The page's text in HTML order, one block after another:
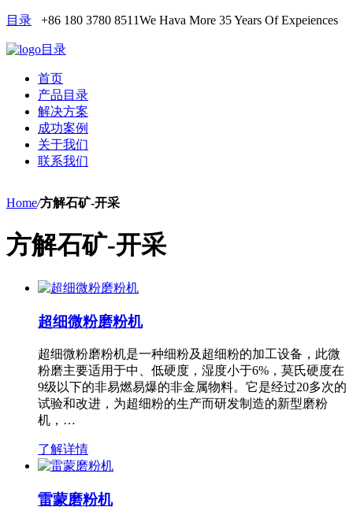
目录 +86 180 3780 8511We Hava More 35 Years Of Expeiences
目录
首页
产品目录
解决方案
成功案例
关于我们
联系我们
Home/方解石矿-开采
方解石矿-开采
超细微粉磨粉机
超细微粉磨粉机是一种细粉及超细粉的加工设备，此微
粉磨主要适用于中、低硬度，湿度小于6%，莫氏硬度在
9级以下的非易燃易爆的非金属物料。它是经过20多次的
试验和改进，为超细粉的生产而研发制造的新型磨粉
机，…
了解详情
雷蒙磨粉机